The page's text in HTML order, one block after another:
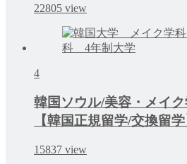
22805 view
4
韓国ソウル/美容・メイ
【韓国正規留学/交換留学
15837 view